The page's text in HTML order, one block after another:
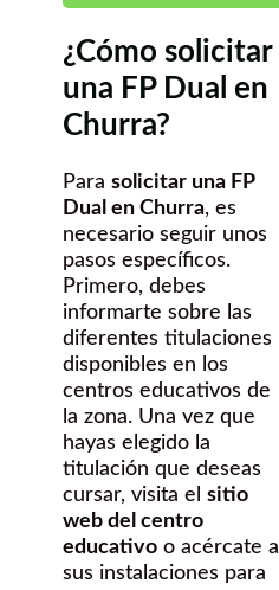
¿Cómo solicitar
una FP Dual en
Churra?
Para solicitar una FP
Dual en Churra, es
necesario seguir unos
pasos específicos.
Primero, debes
informarte sobre las
diferentes titulaciones
disponibles en los
centros educativos de
la zona. Una vez que
hayas elegido la
titulación que deseas
cursar, visita el sitio
web del centro
educativo o acércate a
sus instalaciones para